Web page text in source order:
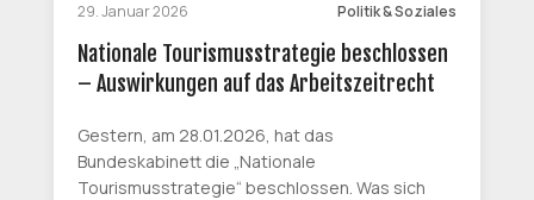
29. Januar 2026 Politik & Soziales
Nationale Tourismusstrategie beschlossen
– Auswirkungen auf das Arbeitszeitrecht
Gestern, am 28.01.2026, hat das
Bundeskabinett die „Nationale
Tourismusstrategie“ beschlossen. Was sich